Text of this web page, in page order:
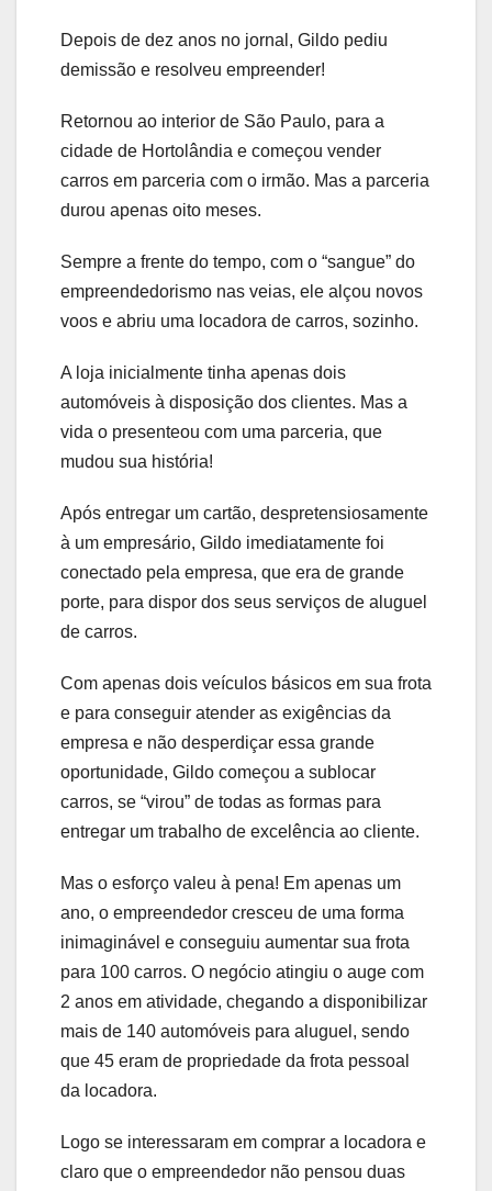
Depois de dez anos no jornal, Gildo pediu
demissão e resolveu empreender!
Retornou ao interior de São Paulo, para a
cidade de Hortolândia e começou vender
carros em parceria com o irmão. Mas a parceria
durou apenas oito meses.
Sempre a frente do tempo, com o “sangue” do
empreendedorismo nas veias, ele alçou novos
voos e abriu uma locadora de carros, sozinho.
A loja inicialmente tinha apenas dois
automóveis à disposição dos clientes. Mas a
vida o presenteou com uma parceria, que
mudou sua história!
Após entregar um cartão, despretensiosamente
à um empresário, Gildo imediatamente foi
conectado pela empresa, que era de grande
porte, para dispor dos seus serviços de aluguel
de carros.
Com apenas dois veículos básicos em sua frota
e para conseguir atender as exigências da
empresa e não desperdiçar essa grande
oportunidade, Gildo começou a sublocar
carros, se “virou” de todas as formas para
entregar um trabalho de excelência ao cliente.
Mas o esforço valeu à pena! Em apenas um
ano, o empreendedor cresceu de uma forma
inimaginável e conseguiu aumentar sua frota
para 100 carros. O negócio atingiu o auge com
2 anos em atividade, chegando a disponibilizar
mais de 140 automóveis para aluguel, sendo
que 45 eram de propriedade da frota pessoal
da locadora.
Logo se interessaram em comprar a locadora e
claro que o empreendedor não pensou duas